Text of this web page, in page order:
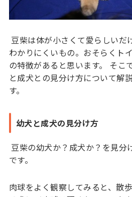
豆柴は体が小さくて愛らしいだ
わかりにくいもの。おそらくト
の特徴があると思います。 そこ
と成犬との見分け方について解
す。
幼犬と成犬の見分け方
豆柴の幼犬か？成犬か？を見分
です。
肉球をよく観察してみると、散